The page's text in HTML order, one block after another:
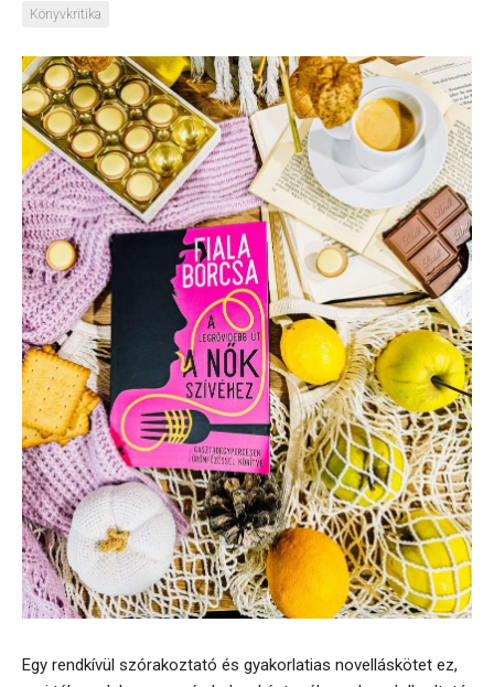
Rólam
Könyvkritika
Egy rendkívül szórakoztató és gyakorlatias novelláskötet ez,